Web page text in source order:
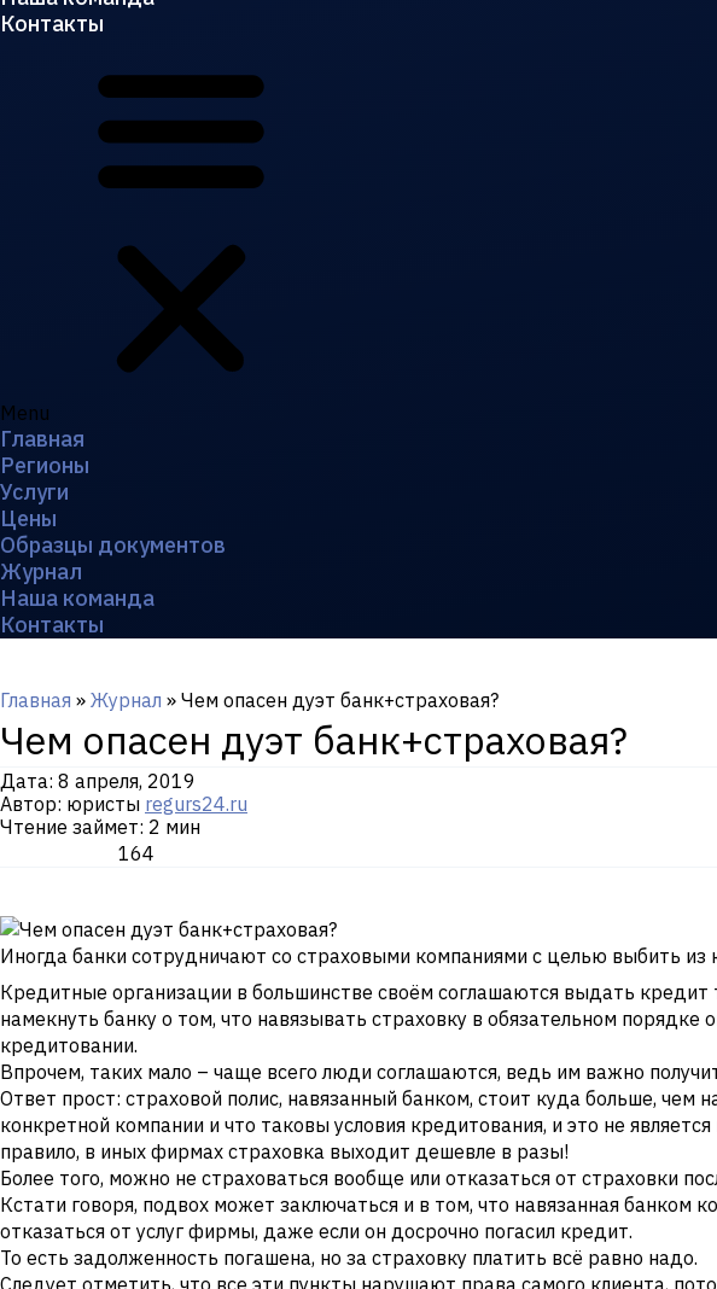
Контакты
Menu
Главная
Регионы
Услуги
Цены
Образцы документов
Журнал
Наша команда
Контакты
Главная » Журнал » Чем опасен дуэт банк+страховая?
Чем опасен дуэт банк+страховая?
Дата: 8 апреля, 2019
Автор: юристы regurs24.ru
Чтение займет: 2 мин
164
Иногда банки сотрудничают со страховыми компаниями с целью выбить из
Кредитные организации в большинстве своём соглашаются выдать кредит
намекнуть банку о том, что навязывать страховку в обязательном
кредитовании.
Впрочем, таких мало – чаще всего люди соглашаются, ведь им важно
Ответ прост: страховой полис, навязанный банком, стоит куда больше,
конкретной компании и что таковы условия кредитования, и это не
правило, в иных фирмах страховка выходит дешевле в разы!
Более того, можно не страховаться вообще или отказаться от страховки
Кстати говоря, подвох может заключаться и в том, что навязанная банком
отказаться от услуг фирмы, даже если он досрочно погасил кредит.
То есть задолженность погашена, но за страховку платить всё равно надо.
Следует отметить, что все эти пункты нарушают права самого клиента,